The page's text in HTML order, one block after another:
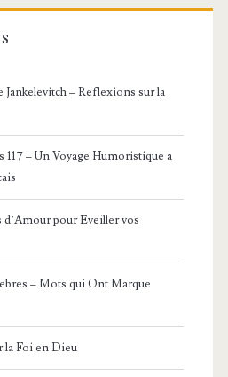
– Reflexions sur la
117 – Un Voyage Humoristique a
pour Eveiller vos
– Mots qui Ont Marque
la Foi en Dieu